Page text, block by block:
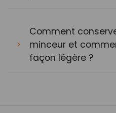
Comment
minceur et
façon légère ?